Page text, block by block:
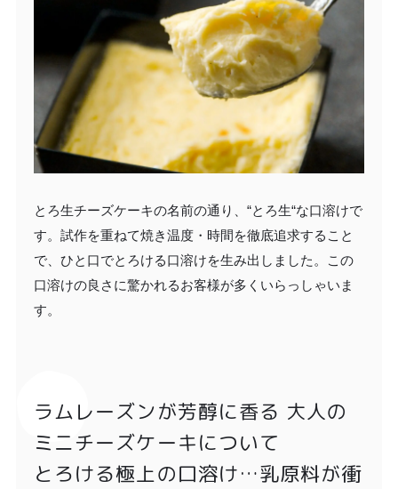
とろ生チーズケーキの名前の通り、“とろ生“な口溶けで
す。試作を重ねて焼き温度・時間を徹底追求すること
で、ひと口でとろける口溶けを生み出しました。この
口溶けの良さに驚かれるお客様が多くいらっしゃいま
す。
ラムレーズンが芳醇に香る 大人の
ミニチーズケーキについて
とろける極上の口溶け…乳原料が衝